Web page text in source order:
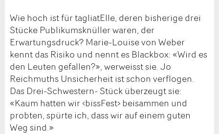
Wie hoch ist für tagliatElle, deren bisherige drei
Stücke Publikumsknüller waren, der
Erwartungsdruck? Marie-Louise von Weber
kennt das Risiko und nennt es Blackbox: «Wird es
den Leuten gefallen?», werweisst sie. Jo
Reichmuths Unsicherheit ist schon verflogen.
Das Drei-Schwestern- Stück überzeugt sie:
«Kaum hatten wir ‹bissFest› beisammen und
probten, spürte ich, dass wir auf einem guten
Weg sind.»